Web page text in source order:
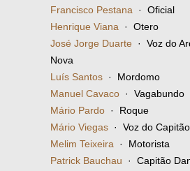
Francisco Pestana · Oficial
Henrique Viana · Otero
José Jorge Duarte · Voz do
Nova
Luís Santos · Mordomo
Manuel Cavaco · Vagabundo
Mário Pardo · Roque
Mário Viegas · Voz do
Melim Teixeira · Motorista
Patrick Bauchau · Capitão